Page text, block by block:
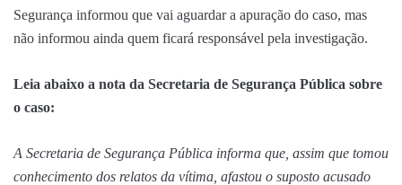
Segurança informou que vai aguardar a apuração do caso, mas
não informou ainda quem ficará responsável pela investigação.
Leia abaixo a nota da Secretaria de Segurança Pública sobre
o caso:
A Secretaria de Segurança Pública informa que, assim que tomou
conhecimento dos relatos da vítima, afastou o suposto acusado